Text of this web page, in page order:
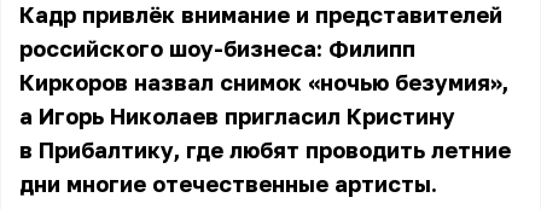
Кадр привлёк внимание и представителей
российского шоу-бизнеса: Филипп
Киркоров назвал снимок «ночью безумия»,
а Игорь Николаев пригласил Кристину
в Прибалтику, где любят проводить летние
дни многие отечественные артисты.